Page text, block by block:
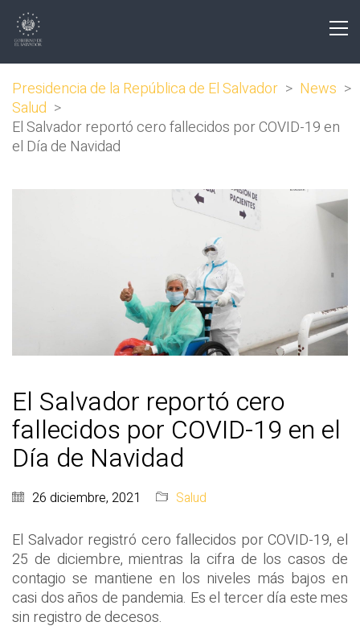
Presidencia de la República de El Salvador > News >
Salud >
El Salvador reportó cero fallecidos por COVID-19 en
el Día de Navidad
El Salvador reportó cero
fallecidos por COVID-19 en el
Día de Navidad
26 diciembre, 2021 Salud
El Salvador registró cero fallecidos por COVID-19, el
25 de diciembre, mientras la cifra de los casos de
contagio se mantiene en los niveles más bajos en
casi dos años de pandemia. Es el tercer día este mes
sin registro de decesos.